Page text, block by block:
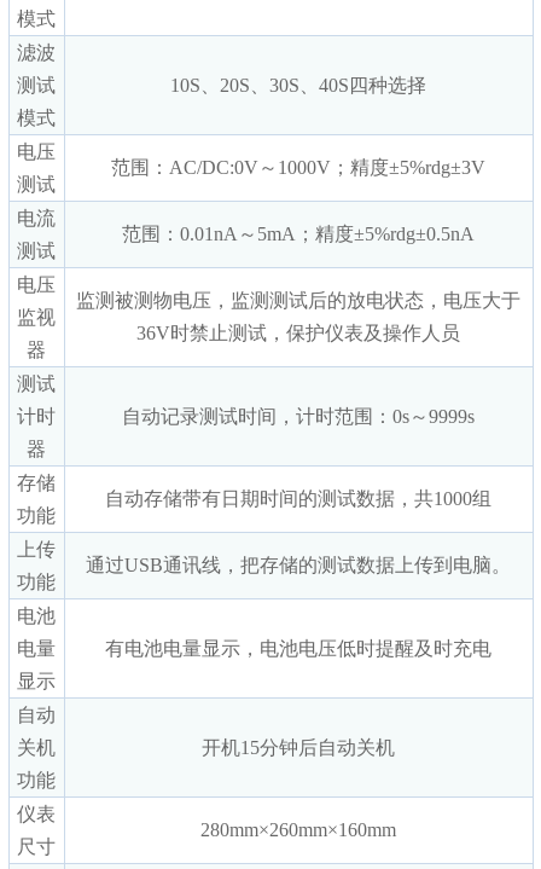
模式
滤波
测试
模式
10S、20S、30S、40S四种选择
电压
测试
范围：AC/DC:0V～1000V；精度±5%rdg±3V
电流
测试
范围：0.01nA～5mA；精度±5%rdg±0.5nA
电压
监视
器
监测被测物电压，监测测试后的放电状态，电压大于
36V时禁止测试，保护仪表及操作人员
测试
计时
器
自动记录测试时间，计时范围：0s～9999s
存储
功能
自动存储带有日期时间的测试数据，共1000组
上传
功能
通过USB通讯线，把存储的测试数据上传到电脑。
电池
电量
显示
有电池电量显示，电池电压低时提醒及时充电
自动
关机
功能
开机15分钟后自动关机
仪表
尺寸
280mm×260mm×160mm